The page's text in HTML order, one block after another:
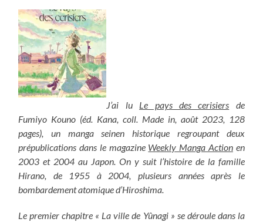
J’ai lu Le pays des cerisiers de
Fumiyo Kouno (éd. Kana, coll. Made in, août 2023, 128
pages), un manga seinen historique regroupant deux
prépublications dans le magazine Weekly Manga Actionen
2003 et 2004 au Japon. On y suit l’histoire de la famille
Hirano, de 1955 à 2004, plusieurs années après le
bombardement atomique d’Hiroshima.
Le premier chapitre « La ville de Yûnagi » se déroule dans la